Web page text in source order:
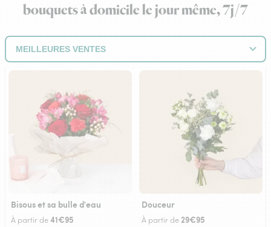
bouquets à domicile le jour même, 7j/7
Bisous et sa bulle d'eau
À partir de41€95
Douceur
À partir de29€95